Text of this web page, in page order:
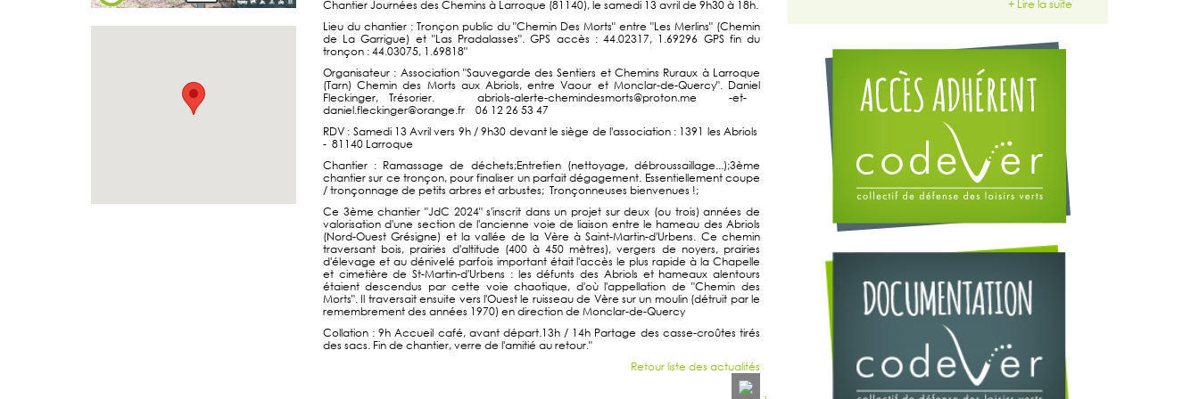
Chantier Journées des Chemins à Larroque (81140), le samedi 13 avril de 9h30 à 18h.
Lieu du chantier : Tronçon public du "Chemin Des Morts" entre "Les Merlins" (Chemin
de La Garrigue) et "Las Pradalasses". GPS accès : 44.02317, 1.69296 GPS fin du
tronçon : 44.03075, 1.69818"
Organisateur : Association "Sauvegarde des Sentiers et Chemins Ruraux à Larroque
(Tarn) Chemin des Morts aux Abriols, entre Vaour et Monclar-de-Quercy". Daniel
Fleckinger, Trésorier. abriols-alerte-chemindesmorts@proton.me -et-
daniel.fleckinger@orange.fr 06 12 26 53 47
RDV : Samedi 13 Avril vers 9h / 9h30 devant le siège de l'association : 1391 les Abriols
- 81140 Larroque
Chantier : Ramassage de déchets;Entretien (nettoyage, débroussaillage...);3ème
chantier sur ce tronçon, pour finaliser un parfait dégagement. Essentiellement coupe
/ tronçonnage de petits arbres et arbustes; Tronçonneuses bienvenues !;
Ce 3ème chantier "JdC 2024" s'inscrit dans un projet sur deux (ou trois) années de
valorisation d'une section de l'ancienne voie de liaison entre le hameau des Abriols
(Nord-Ouest Grésigne) et la vallée de la Vère à Saint-Martin-d'Urbens. Ce chemin
traversant bois, prairies d'altitude (400 à 450 mètres), vergers de noyers, prairies
d'élevage et au dénivelé parfois important était l'accès le plus rapide à la Chapelle
et cimetière de St-Martin-d'Urbens : les défunts des Abriols et hameaux alentours
étaient descendus par cette voie chaotique, d'où l'appellation de "Chemin des
Morts". Il traversait ensuite vers l'Ouest le ruisseau de Vère sur un moulin (détruit par le
remembrement des années 1970) en direction de Monclar-de-Quercy
Collation : 9h Accueil café, avant départ.13h / 14h Partage des casse-croûtes tirés
des sacs. Fin de chantier, verre de l'amitié au retour."
Retour liste des actualités
+ Lire la suite